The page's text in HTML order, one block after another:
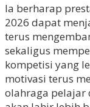
Ia berharap
2026 dapat
terus
sekaligus
kompetisi yang
motivasi terus
olahraga pelajar